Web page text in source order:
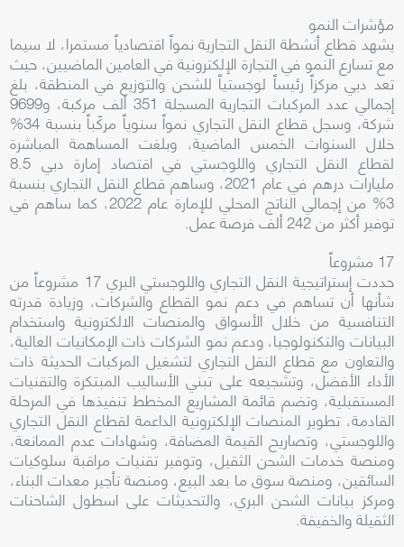
مؤشرات النمو
يشهد قطاع أنشطة النقل التجارية نمواً اقتصادياً مستمرا، لا سيما
مع تسارع النمو في التجارة الإلكترونية في العامين الماضيين، حيث
تعد دبي مركزاً رئيساً لوجستياً للشحن والتوزيع في المنطقة، بلغ
إجمالي عدد المركبات التجارية المسجلة 351 ألف مركبة، و9699
شركة، وسجل قطاع النقل التجاري نمواً سنوياً مركّباً بنسبة 34%
خلال السنوات الخمس الماضية، وبلغت المساهمة المباشرة
لقطاع النقل التجاري واللوجستي في اقتصاد إمارة دبي 8.5
مليارات درهم في عام 2021، وساهم قطاع النقل التجاري بنسبة
3% من إجمالي الناتج المحلي للإمارة عام 2022، كما ساهم في
توفير أكثر من 242 ألف فرصة عمل.
17 مشروعاً
حددت إستراتيجية النقل التجاري واللوجستي البري 17 مشروعاً من
شأنها أن تساهم في دعم نمو القطاع والشركات، وزيادة قدرته
التنافسية من خلال الأسواق والمنصات الالكترونية واستخدام
البيانات والتكنولوجيا، ودعم نمو الشركات ذات الإمكانيات العالية،
والتعاون مع قطاع النقل التجاري لتشغيل المركبات الحديثة ذات
الأداء الأفضل، وتشجيعه على تبني الأساليب المبتكرة والتقنيات
المستقبلية، وتضم قائمة المشاريع المخطط تنفيذها في المرحلة
القادمة، تطوير المنصات الإلكترونية الداعمة لقطاع النقل التجاري
واللوجستي، وتصاريح القيمة المضافة، وشهادات عدم الممانعة،
ومنصة خدمات الشحن الثقيل، وتوفير تقنيات مراقبة سلوكيات
السائقين، ومنصة سوق ما بعد البيع، ومنصة تأجير معدات البناء،
ومركز بيانات الشحن البري، والتحديثات على اسطول الشاحنات
الثقيلة والخفيفة.